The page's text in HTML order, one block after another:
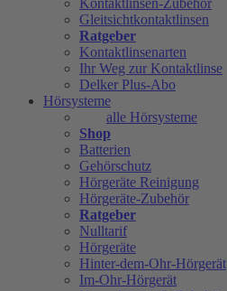
Kontaktlinsen-Zubehör
Gleitsichtkontaktlinsen
Ratgeber
Kontaktlinsenarten
Ihr Weg zur Kontaktlinse
Delker Plus-Abo
Hörsysteme
alle Hörsysteme
Shop
Batterien
Gehörschutz
Hörgeräte Reinigung
Hörgeräte-Zubehör
Ratgeber
Nulltarif
Hörgeräte
Hinter-dem-Ohr-Hörgerät
Im-Ohr-Hörgerät